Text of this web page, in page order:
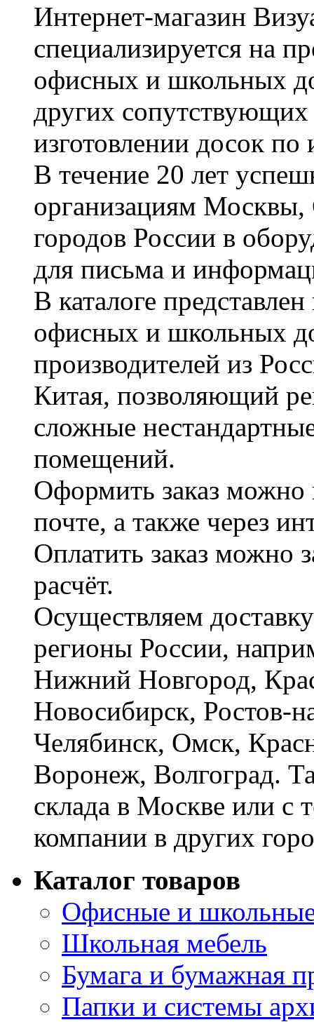
Интернет-магазин
специализируется на
офисных и школьных
других сопутствующих
изготовлении досок по
В течение 20 лет
организациям Москвы,
городов России в
для письма и
В каталоге
офисных и школьных
производителей из
Китая, позволяющий
сложные
помещений.
Оформить заказ можно
почте, а также через
Оплатить заказ можно
расчёт.
Осуществляем
регионы России,
Нижний Новгород,
Новосибирск, Ростов-
Челябинск, Омск,
Воронеж, Волгоград.
склада в Москве или с
компании в других
Каталог товаров
Офисные и
Школьная мебель
Бумага и бумажная
Папки и системы